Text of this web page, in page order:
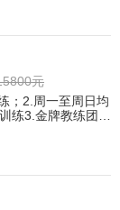
会尽快与您联
元
；2.周一至周日均
练3.金牌教练团队
式，自由选择；5.
饮、小食、餐
车驾驶培训课程；